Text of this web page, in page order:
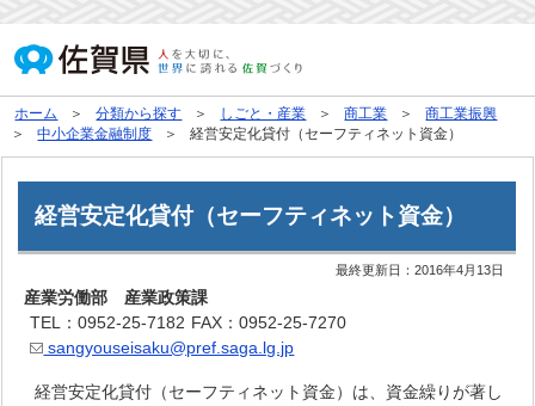
ホーム 分類から探す しごと・産業 商工業
商工業振興
中小企業金融制度
経営安定化貸付（セーフティネット資金）
経営安定化貸付（セーフティネット資金）
最終更新日：2016年4月13日
産業労働部 産業政策課
TEL：0952-25-7182 FAX：0952-25-7270
sangyouseisaku@pref.saga.lg.jp
経営安定化貸付（セーフティネット資金）は、資金繰りが著し